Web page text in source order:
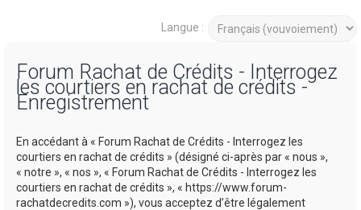
Langue :
Forum Rachat de Crédits - Interrogez
les courtiers en rachat de crédits -
Enregistrement
En accédant à « Forum Rachat de Crédits - Interrogez les
courtiers en rachat de crédits » (désigné ci-après par « nous »,
« notre », « nos », « Forum Rachat de Crédits - Interrogez les
courtiers en rachat de crédits », « https://www.forum-
rachatdecredits.com »), vous acceptez d’être légalement